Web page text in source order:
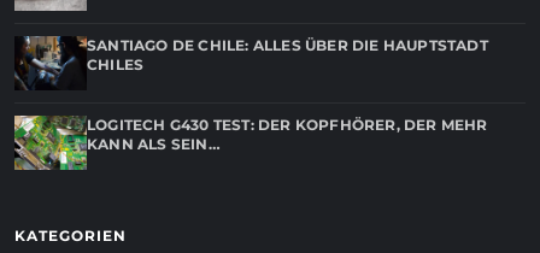
SANTIAGO DE CHILE: ALLES ÜBER DIE HAUPTSTADT
CHILES
LOGITECH G430 TEST: DER KOPFHÖRER, DER MEHR
KANN ALS SEIN…
KATEGORIEN